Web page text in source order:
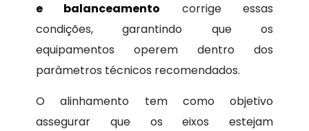
e balanceamento corrige essas
condições, garantindo que os
equipamentos operem dentro dos
parâmetros técnicos recomendados.
O alinhamento tem como objetivo
assegurar que os eixos estejam